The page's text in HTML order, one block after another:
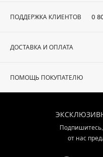
ПОДДЕРЖКА КЛИЕНТОВ 0
ДОСТАВКА И ОПЛАТА
ПОМОЩЬ ПОКУПАТЕЛЮ
Подпишитесь,
от нас